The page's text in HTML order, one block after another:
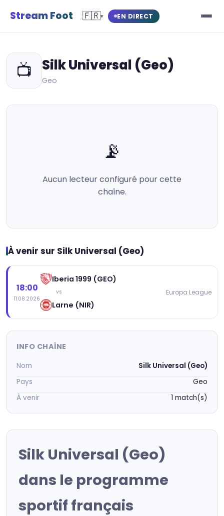
Stream Foot 🇫🇷▾ EN DIRECT
📺 Silk Universal (Geo)
Geo
📡
Aucun lecteur configuré pour cette
chaîne.
À venir sur Silk Universal (Geo)
18:00
11.08.2026
Iberia 1999 (GEO)
vs
Larne (NIR)
Europa League
INFO CHAÎNE
Nom
Silk Universal (Geo)
Pays
Geo
À venir
1 match(s)
Silk Universal (Geo)
dans le programme
sportif français